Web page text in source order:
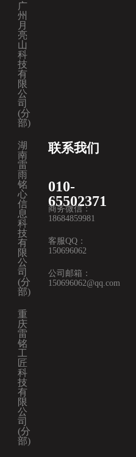
广
州
月
亮
山
科
技
有
限
公
司
(分
部)
湖
南
雷
雨
铭
心
信
息
科
技
有
限
公
司
(分
部)
重
庆
雷
铭
工
匠
科
技
有
限
公
司
(分
部)
联系我们
010-
65502371
商务微信：
18684859981
客服QQ：
150696062
公司邮箱：
150696062@qq.com